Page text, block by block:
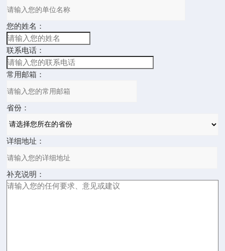
您的姓名：
联系电话：
常用邮箱：
省份：
详细地址：
补充说明：